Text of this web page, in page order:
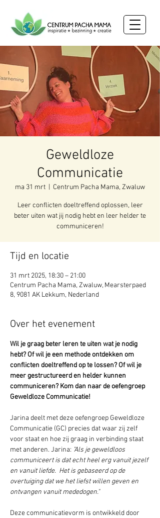
Geweldloze
Communicatie
ma 31 mrt Centrum Pacha Mama, Zwaluw
Leer conflicten doeltreffend oplossen, leer
beter uiten wat jij nodig hebt en leer helder te
communiceren!
Tijd en locatie
31 mrt 2025, 18:30 – 21:00
Centrum Pacha Mama, Zwaluw, Mearsterpaed
8, 9081 AK Lekkum, Nederland
Over het evenement
Wil je graag beter leren te uiten wat je nodig
hebt? Of wil je een methode ontdekken om
conflicten doeltreffend op te lossen? Of wil je
meer gestructureerd en helder kunnen
communiceren? Kom dan naar de oefengroep
Geweldloze Communicatie!
Jarina deelt met deze oefengroep Geweldloze
Communicatie (GC) precies dat waar zij zelf
voor staat en hoe zij graag in verbinding staat
met anderen. Jarina: "Als je geweldloos
communiceert is dat echt heel erg vanuit jezelf
en vanuit liefde.  Het is gebaseerd op de
overtuiging dat we het liefst willen geven en
ontvangen vanuit mededogen."
Deze communicatievorm is ontwikkeld door